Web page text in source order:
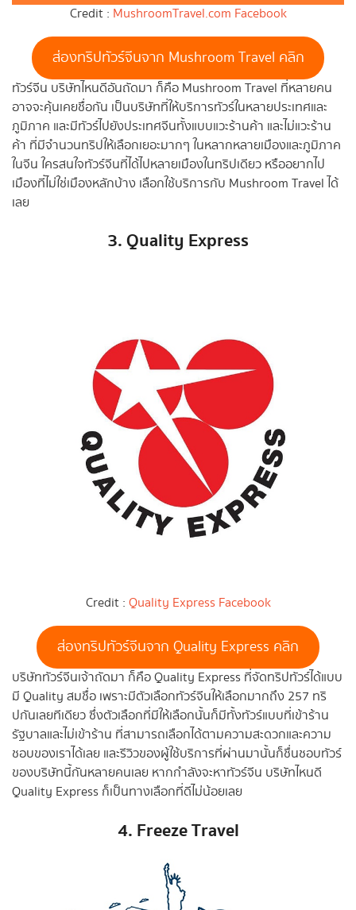
Credit : MushroomTravel.com Facebook
ส่องทริปทัวร์จีนจาก Mushroom Travel คลิก
ทัวร์จีน บริษัทไหนดีอันถัดมา ก็คือ Mushroom Travel ที่หลายคน
อาจจะคุ้นเคยชื่อกัน เป็นบริษัทที่ให้บริการทัวร์ในหลายประเทศและ
ภูมิภาค และมีทัวร์ไปยังประเทศจีนทั้งแบบแวะร้านค้า และไม่แวะร้าน
ค้า ที่มีจำนวนทริปให้เลือกเยอะมากๆ ในหลากหลายเมืองและภูมิภาค
ในจีน ใครสนใจทัวร์จีนที่ได้ไปหลายเมืองในทริปเดียว หรืออยากไป
เมืองที่ไม่ใช่เมืองหลักบ้าง เลือกใช้บริการกับ Mushroom Travel ได้
เลย
3. Quality Express
Credit : Quality Express Facebook
ส่องทริปทัวร์จีนจาก Quality Express คลิก
บริษัททัวร์จีนเจ้าถัดมา ก็คือ Quality Express ที่จัดทริปทัวร์ได้แบบ
มี Quality สมชื่อ เพราะมีตัวเลือกทัวร์จีนให้เลือกมากถึง 257 ทริ
ปกันเลยทีเดียว ซึ่งตัวเลือกที่มีให้เลือกนั้นก็มีทั้งทัวร์แบบที่เข้าร้าน
รัฐบาลและไม่เข้าร้าน ที่สามารถเลือกได้ตามความสะดวกและความ
ชอบของเราได้เลย และรีวิวของผู้ใช้บริการที่ผ่านมานั้นก็ชื่นชอบทัวร์
ของบริษัทนี้กันหลายคนเลย หากกำลังจะหาทัวร์จีน บริษัทไหนดี
Quality Express ก็เป็นทางเลือกที่ดีไม่น้อยเลย
4. Freeze Travel